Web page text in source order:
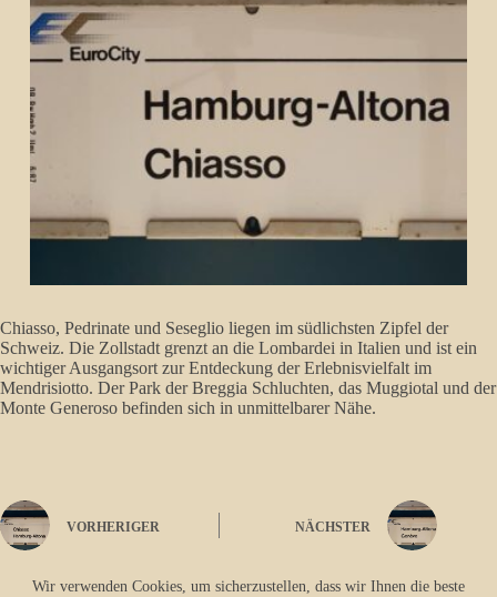
Wir verwenden Cookies, um sicherzustellen, dass wir Ihnen die beste
Chiasso, Pedrinate und Seseglio liegen im südlichsten Zipfel der
Schweiz. Die Zollstadt grenzt an die Lombardei in Italien und ist ein
wichtiger Ausgangsort zur Entdeckung der Erlebnisvielfalt im
Mendrisiotto. Der Park der Breggia Schluchten, das Muggiotal und der
Monte Generoso befinden sich in unmittelbarer Nähe.
VORHERIGER NÄCHSTER